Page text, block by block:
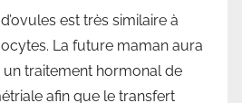
est très similaire à
La future maman aura
traitement hormonal de
afin que le transfert